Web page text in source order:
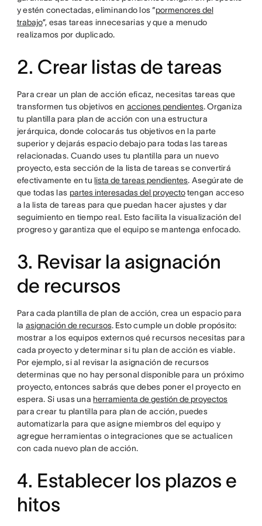
y estén conectadas, eliminando los “pormenores del
trabajo”, esas tareas innecesarias y que a menudo
realizamos por duplicado.
2. Crear listas de tareas
Para crear un plan de acción eficaz, necesitas tareas que
transformen tus objetivos en acciones pendientes. Organiza
tu plantilla para plan de acción con una estructura
jerárquica, donde colocarás tus objetivos en la parte
superior y dejarás espacio debajo para todas las tareas
relacionadas. Cuando uses tu plantilla para un nuevo
proyecto, esta sección de la lista de tareas se convertirá
efectivamente en tu lista de tareas pendientes. Asegúrate de
que todas las partes interesadas del proyectotengan acceso
a la lista de tareas para que puedan hacer ajustes y dar
seguimiento en tiempo real. Esto facilita la visualización del
progreso y garantiza que el equipo se mantenga enfocado.
3. Revisar la asignación
de recursos
Para cada plantilla de plan de acción, crea un espacio para
la asignación de recursos. Esto cumple un doble propósito:
mostrar a los equipos externos qué recursos necesitas para
cada proyecto y determinar si tu plan de acción es viable.
Por ejemplo, si al revisar la asignación de recursos
determinas que no hay personal disponible para un próximo
proyecto, entonces sabrás que debes poner el proyecto en
espera. Si usas una herramienta de gestión de proyectos
para crear tu plantilla para plan de acción, puedes
automatizarla para que asigne miembros del equipo y
agregue herramientas o integraciones que se actualicen
con cada nuevo plan de acción.
4. Establecer los plazos e
hitos